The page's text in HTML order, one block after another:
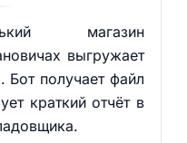
магазин
выгружает
получает файл
краткий отчёт в